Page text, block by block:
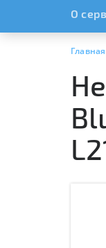
О
Главная